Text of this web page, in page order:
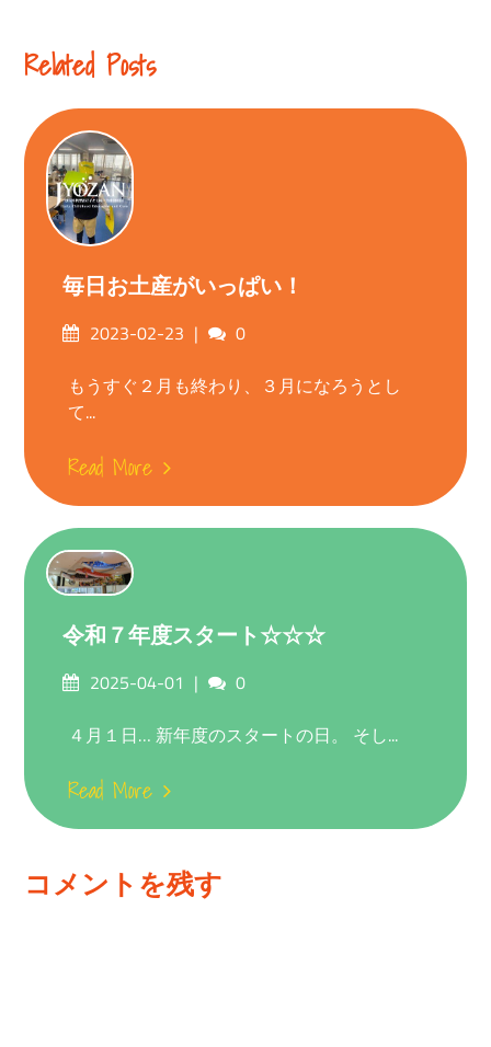
Related Posts
毎日お土産がいっぱい！
Posted2023-02-23 Comments
0
もうすぐ２月も終わり、３月になろうとし
て...
Read More
令和７年度スタート☆☆☆
Posted2025-04-01 Comments
0
４月１日… 新年度のスタートの日。 そし...
Read More
コメントを残す